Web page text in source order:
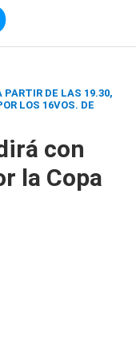
PARTIR DE LAS 19.30,
LOS 16VOS. DE
con
la Copa